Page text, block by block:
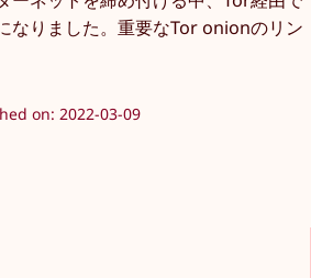
なりました。重要なTor onionのリン
on: 2022-03-09